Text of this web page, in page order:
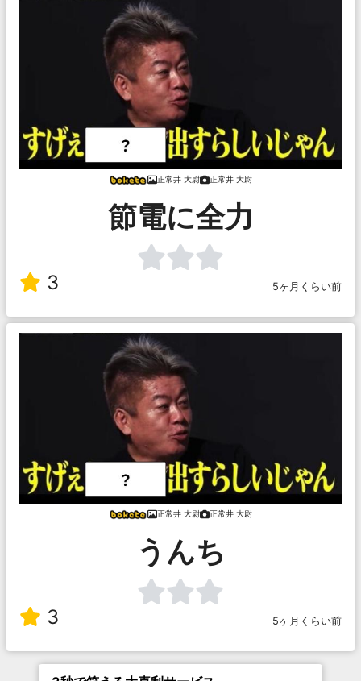
正常井 大尉 正常井 大尉
節電に全力
3 5ヶ月くらい前
正常井 大尉 正常井 大尉
うんち
3 5ヶ月くらい前